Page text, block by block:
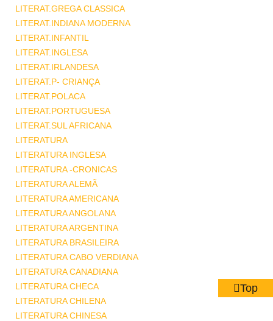
LITERAT.GREGA CLASSICA
LITERAT.INDIANA MODERNA
LITERAT.INFANTIL
LITERAT.INGLESA
LITERAT.IRLANDESA
LITERAT.P- CRIANÇA
LITERAT.POLACA
LITERAT.PORTUGUESA
LITERAT.SUL AFRICANA
LITERATURA
LITERATURA INGLESA
LITERATURA -CRONICAS
LITERATURA ALEMÃ
LITERATURA AMERICANA
LITERATURA ANGOLANA
LITERATURA ARGENTINA
LITERATURA BRASILEIRA
LITERATURA CABO VERDIANA
LITERATURA CANADIANA
LITERATURA CHECA
LITERATURA CHILENA
LITERATURA CHINESA
Top